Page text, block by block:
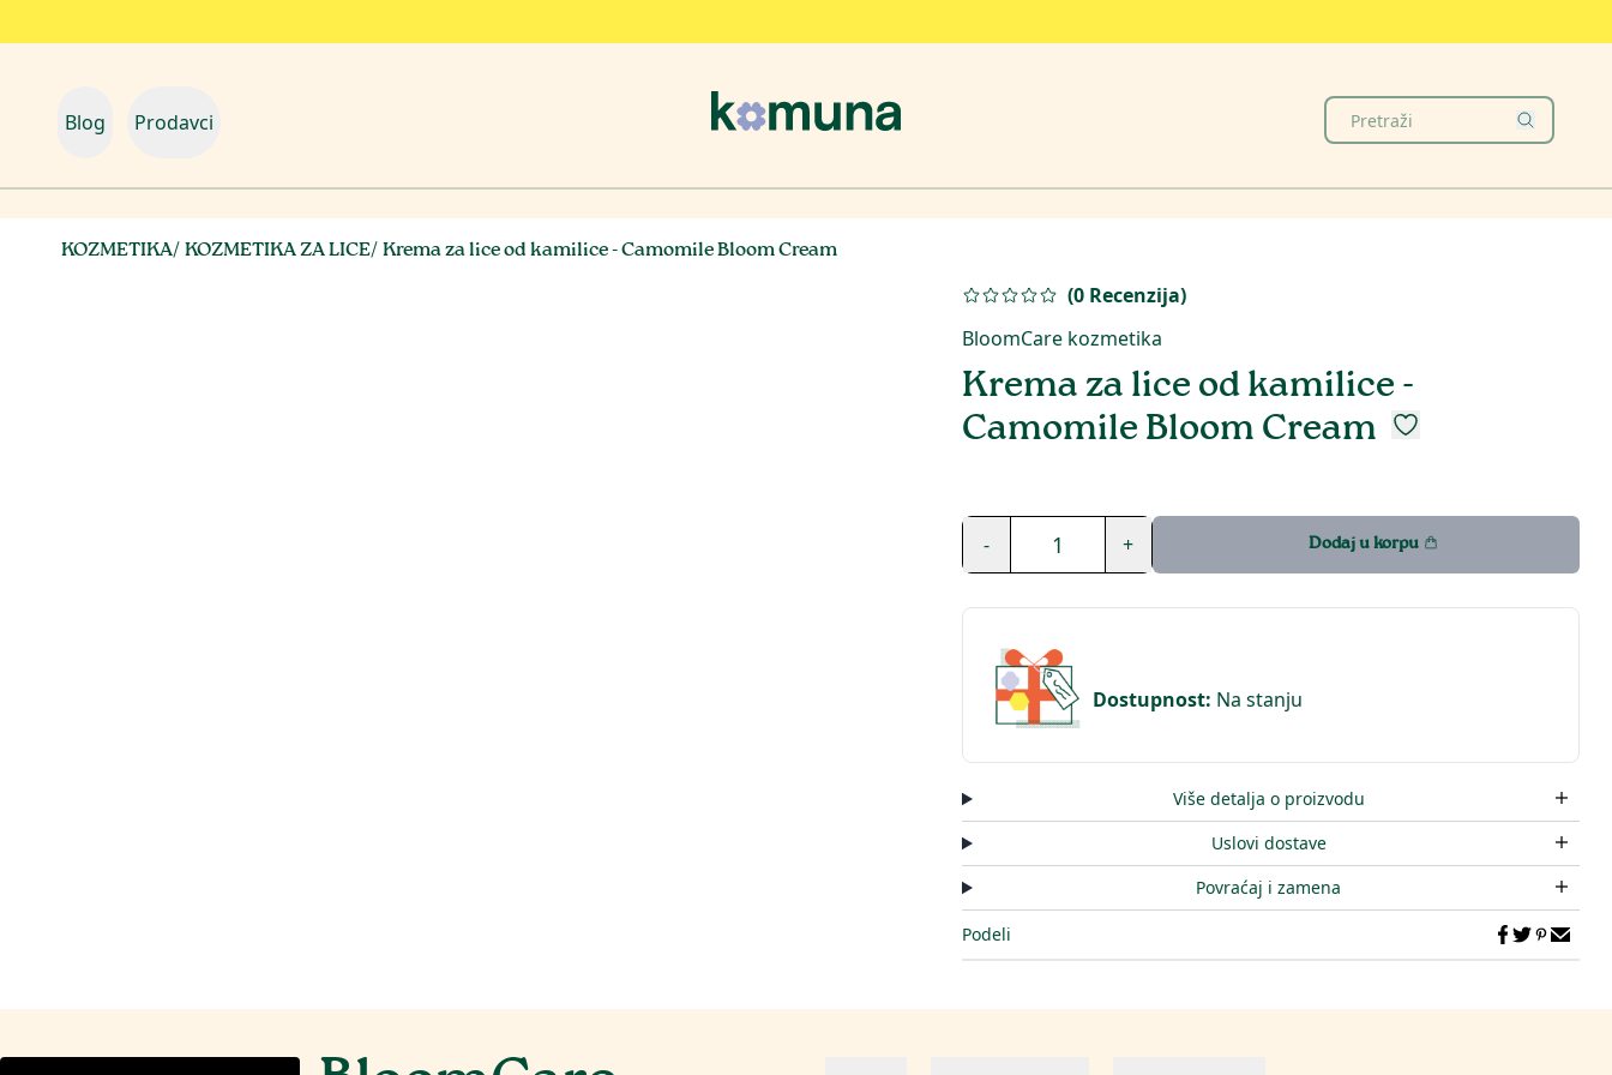
Blog Prodavci
KOZMETIKA/KOZMETIKA ZA LICE/Krema za lice od kamilice - Camomile Bloom Cream
(0 Recenzija)
BloomCare kozmetika
Krema za lice od kamilice -
Camomile Bloom Cream
- 1 + Dodaj u korpu
Dostupnost: Na stanju
Više detalja o proizvodu
Uslovi dostave
Povraćaj i zamena
Podeli